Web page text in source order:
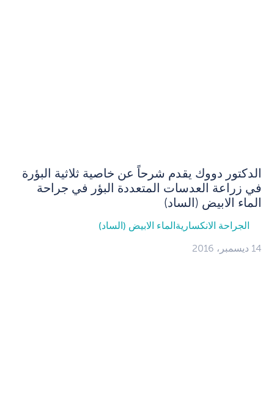
الدكتور دووك يقدم شرحاً عن خاصية ثلاثية البؤرة
في زراعة العدسات المتعددة البؤر في جراحة
الماء الابيض (الساد)
الجراحة الانكسارية الماء الابيض (الساد)
14 ديسمبر، 2016